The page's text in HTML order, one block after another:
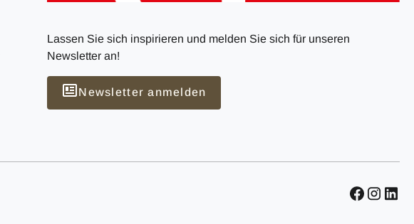
Lassen Sie sich inspirieren und melden Sie sich für unseren
Newsletter an!
Newsletter anmelden